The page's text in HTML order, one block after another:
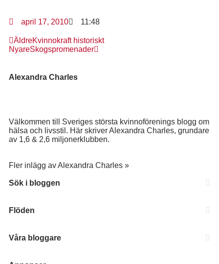
april 17, 2010 11:48
ÄldreKvinnokraft historiskt
NyareSkogspromenader
Alexandra Charles
Välkommen till Sveriges största kvinnoförenings blogg om
hälsa och livsstil. Här skriver Alexandra Charles, grundare
av 1,6 & 2,6 miljonerklubben.
Fler inlägg av Alexandra Charles »
Sök i bloggen
Flöden
Våra bloggare